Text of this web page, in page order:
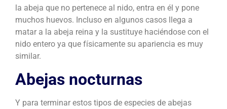
la abeja que no pertenece al nido, entra en él y pone
muchos huevos. Incluso en algunos casos llega a
matar a la abeja reina y la sustituye haciéndose con el
nido entero ya que físicamente su apariencia es muy
similar.
Abejas nocturnas
Y para terminar estos tipos de especies de abejas